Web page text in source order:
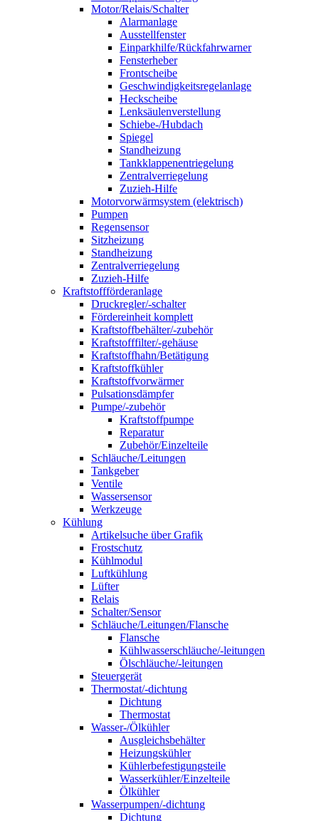
Motor/Relais/Schalter
Alarmanlage
Ausstellfenster
Einparkhilfe/Rückfahrwarner
Fensterheber
Frontscheibe
Geschwindigkeitsregelanlage
Heckscheibe
Lenksäulenverstellung
Schiebe-/Hubdach
Spiegel
Standheizung
Tankklappenentriegelung
Zentralverriegelung
Zuzieh-Hilfe
Motorvorwärmsystem (elektrisch)
Pumpen
Regensensor
Sitzheizung
Standheizung
Zentralverriegelung
Zuzieh-Hilfe
Kraftstoffförderanlage
Druckregler/-schalter
Fördereinheit komplett
Kraftstoffbehälter/-zubehör
Kraftstofffilter/-gehäuse
Kraftstoffhahn/Betätigung
Kraftstoffkühler
Kraftstoffvorwärmer
Pulsationsdämpfer
Pumpe/-zubehör
Kraftstoffpumpe
Reparatur
Zubehör/Einzelteile
Schläuche/Leitungen
Tankgeber
Ventile
Wassersensor
Werkzeuge
Kühlung
Artikelsuche über Grafik
Frostschutz
Kühlmodul
Luftkühlung
Lüfter
Relais
Schalter/Sensor
Schläuche/Leitungen/Flansche
Flansche
Kühlwasserschläuche/-leitungen
Ölschläuche/-leitungen
Steuergerät
Thermostat/-dichtung
Dichtung
Thermostat
Wasser-/Ölkühler
Ausgleichsbehälter
Heizungskühler
Kühlerbefestigungsteile
Wasserkühler/Einzelteile
Ölkühler
Wasserpumpen/-dichtung
Dichtung